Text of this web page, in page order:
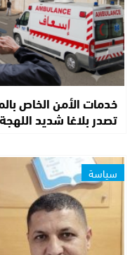
خدمات الأمن الخاص
تصدر بلاغا شديد
سياسة